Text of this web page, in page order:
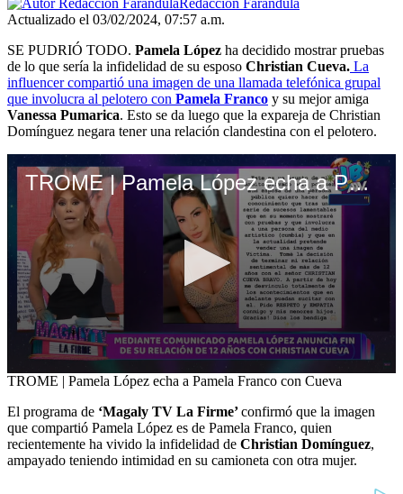
Redacción Farándula
Actualizado el 03/02/2024, 07:57 a.m.
SE PUDRIÓ TODO. Pamela López ha decidido mostrar pruebas
de lo que sería la infidelidad de su esposo Christian Cueva. La
influencer compartió una imagen de una llamada telefónica grupal
que involucra al pelotero con Pamela Franco y su mejor amiga
Vanessa Pumarica. Esto se da luego que la expareja de Christian
Domínguez negara tener una relación clandestina con el pelotero.
TROME | Pamela López echa a Pamela Franco con Cueva
0
of
7
minutes,
32
seconds
TROME | Pamela López echa a Pamela Franco con Cueva
El programa de ‘Magaly TV La Firme’confirmó que la imagen
que compartió Pamela López es de Pamela Franco, quien
recientemente ha vivido la infidelidad de Christian Domínguez,
ampayado teniendo intimidad en su camioneta con otra mujer.